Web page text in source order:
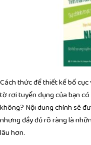
Cách thức để thiết kế bố
tờ rơi tuyển dụng của bạn
không? Nội dung chính sẽ
nhưng đầy đủ rõ ràng là
lâu hơn.